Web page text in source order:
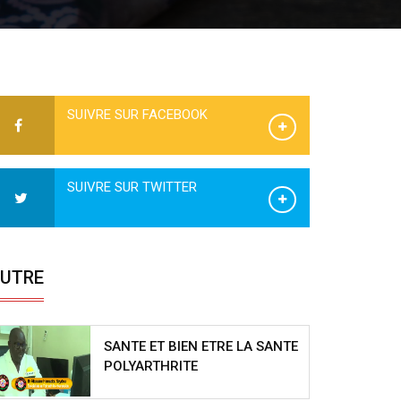
SUIVRE SUR FACEBOOK
SUIVRE SUR TWITTER
SANTE ET BIEN ETRE LA SANTE
POLYARTHRITE